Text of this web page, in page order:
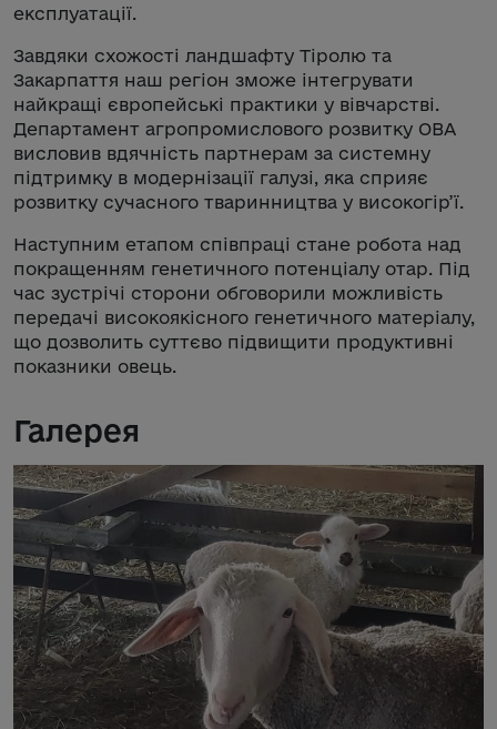
експлуатації.
Завдяки схожості ландшафту Тіролю та
Закарпаття наш регіон зможе інтегрувати
найкращі європейські практики у вівчарстві.
Департамент агропромислового розвитку ОВА
висловив вдячність партнерам за системну
підтримку в модернізації галузі, яка сприяє
розвитку сучасного тваринництва у високогір’ї.
Наступним етапом співпраці стане робота над
покращенням генетичного потенціалу отар. Під
час зустрічі сторони обговорили можливість
передачі високоякісного генетичного матеріалу,
що дозволить суттєво підвищити продуктивні
показники овець.
Галерея